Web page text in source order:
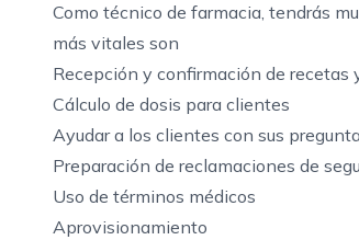
Como técnico de farmacia, tendrás
más vitales son
Recepción y confirmación de
Cálculo de dosis para clientes
Ayudar a los clientes con sus
Preparación de reclamaciones de
Uso de términos médicos
Aprovisionamiento